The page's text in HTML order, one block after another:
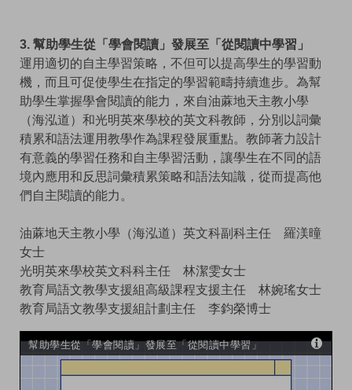
3. 幫助學生從「學會閱讀」發展至「從閱讀中學習」
運用適切的自主學習策略，不但可以提高學生的學習動
機，而且可促使學生在指定的學習範疇持續進步。為幫
助學生掌握學會閱讀的能力，來自油蔴地天主教小學
（海泓道）和光明英來學校的英文科教師，分別以詞彙
積累和語法運用教學作為課程發展重點。教師著力設計
有意義的學習任務和自主學習活動，讓學生在不同的語
境內應用和反思詞彙積累策略和語法知識，從而提高他
們自主閱讀的能力。
油蔴地天主教小學（海泓道）英文科副科主任 羅渼曈
女士
光明英來學校英文科科主任 林潔雯女士
教育局語文教學支援組高級課程支援主任 林婉瑤女士
教育局語文教學支援組計劃主任 李鈞榮博士